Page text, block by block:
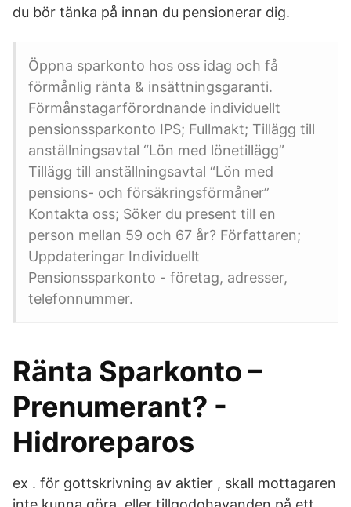
du bör tänka på innan du pensionerar dig.
Öppna sparkonto hos oss idag och få
förmånlig ränta & insättningsgaranti.
Förmånstagarförordnande individuellt
pensionssparkonto IPS; Fullmakt; Tillägg till
anställningsavtal “Lön med lönetillägg”
Tillägg till anställningsavtal “Lön med
pensions- och försäkringsförmåner”
Kontakta oss; Söker du present till en
person mellan 59 och 67 år? Författaren;
Uppdateringar Individuellt
Pensionssparkonto - företag, adresser,
telefonnummer.
Ränta Sparkonto –
Prenumerant? -
Hidroreparos
ex . för gottskrivning av aktier , skall mottagaren